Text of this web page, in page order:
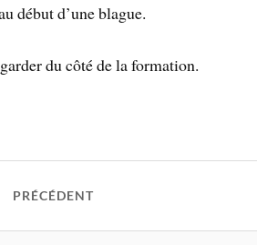
début d’une blague.
du côté de la formation.
PRÉCÉDENT